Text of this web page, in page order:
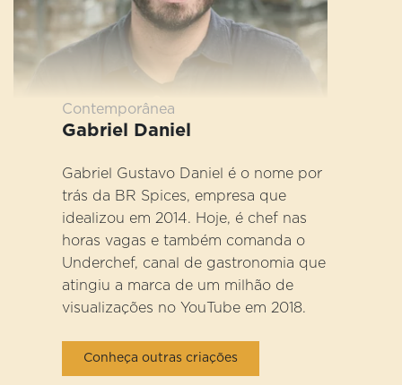
Contemporânea
Gabriel Daniel
Gabriel Gustavo Daniel é o nome por
trás da BR Spices, empresa que
idealizou em 2014. Hoje, é chef nas
horas vagas e também comanda o
Underchef, canal de gastronomia que
atingiu a marca de um milhão de
visualizações no YouTube em 2018.
Conheça outras criações